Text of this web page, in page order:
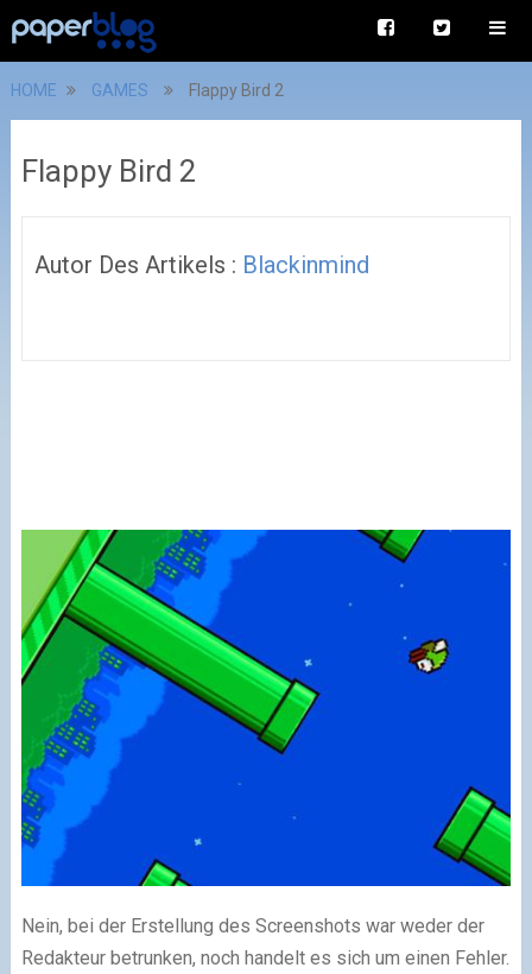
HOME GAMES Flappy Bird 2
Flappy Bird 2
Autor Des Artikels : Blackinmind
Nein, bei der Erstellung des Screenshots war weder der
Redakteur betrunken, noch handelt es sich um einen Fehler.